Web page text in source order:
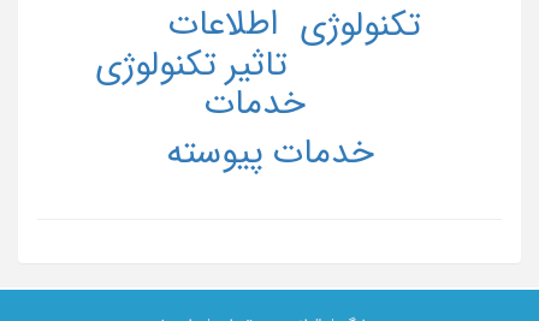
اطلاعات
تاثیر تکنولوژی
تکنولوژی
خدمات
خدمات پیوسته